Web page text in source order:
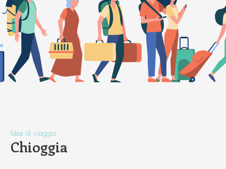
Idee di viaggio
Chioggia